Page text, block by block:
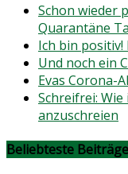
Schon wieder
Quarantäne
Ich bin
Und noch ein
Evas Corona-
Schreifrei:
anzuschreien
Beliebteste Beiträge